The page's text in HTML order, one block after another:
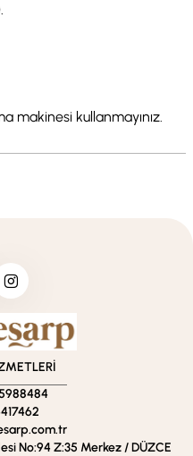
makinesi kullanmayınız.
No:94 Z:35 Merkez / DÜZCE